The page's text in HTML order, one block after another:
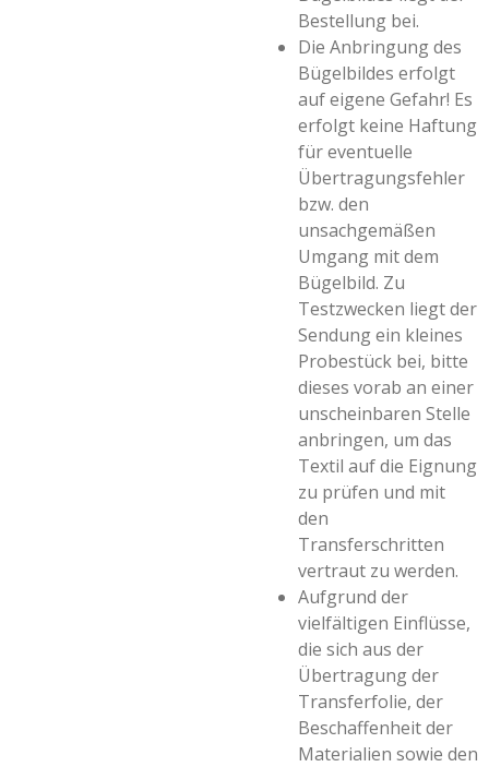
Bestellung bei.
Die Anbringung des
Bügelbildes erfolgt
auf eigene Gefahr! Es
erfolgt keine Haftung
für eventuelle
Übertragungsfehler
bzw. den
unsachgemäßen
Umgang mit dem
Bügelbild. Zu
Testzwecken liegt der
Sendung ein kleines
Probestück bei, bitte
dieses vorab an einer
unscheinbaren Stelle
anbringen, um das
Textil auf die Eignung
zu prüfen und mit
den
Transferschritten
vertraut zu werden.
Aufgrund der
vielfältigen Einflüsse,
die sich aus der
Übertragung der
Transferfolie, der
Beschaffenheit der
Materialien sowie den